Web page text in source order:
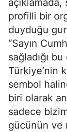
profilli bir
duyduğu
“Sayın
sağladığı
Türkiye’nin
sembol
biri olarak
sadece
gücünün ve